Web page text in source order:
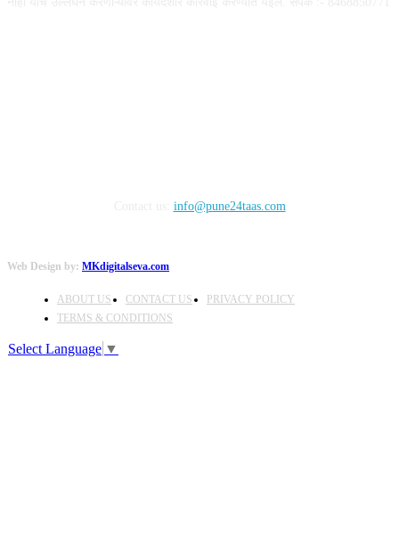
info@pune24taas.com
Web Design by: MKdigitalseva.com
ABOUT US CONTACT US
PRIVACY POLICY
TERMS & CONDITIONS
Select Language ▼